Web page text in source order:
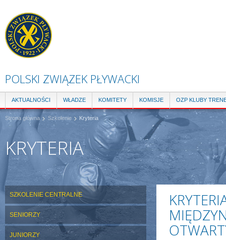
POLSKI ZWIĄZEK PŁYWACKI
AKTUALNOŚCI WŁADZE KOMITETY KOMISJE OZP KLUBY
Strona główna Szkolenie Kryteria
KRYTERIA
SZKOLENIE CENTRALNE
SENIORZY
JUNIORZY